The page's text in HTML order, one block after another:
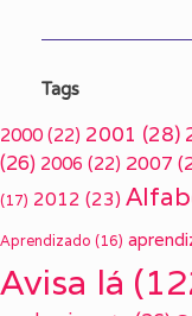
Tags
2000 (22) 2001 (28)
(26) 2006 (22) 2007
(17) 2012 (23)
Aprendizado (16)
Avisa lá